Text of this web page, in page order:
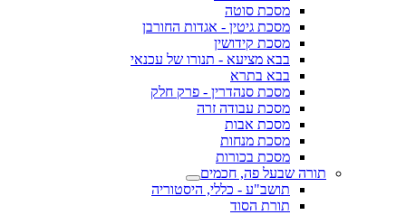
מסכת סוטה
מסכת גיטין - אגדות החורבן
מסכת קידושין
בבא מציעא - תנורו של עכנאי
בבא בתרא
מסכת סנהדרין - פרק חלק
מסכת עבודה זרה
מסכת אבות
מסכת מנחות
מסכת בכורות
תורה שבעל פה, חכמים
תושב"ע - כללי, היסטוריה
תורת הסוד